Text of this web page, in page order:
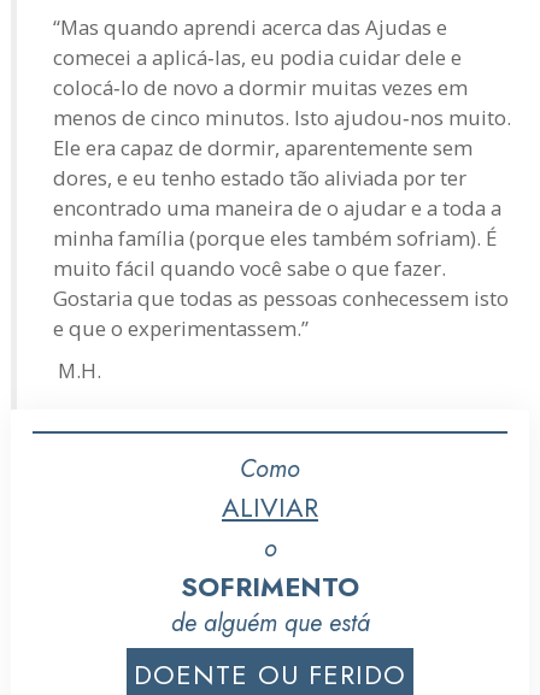
“Mas quando aprendi acerca das Ajudas e
comecei a aplicá‑las, eu podia cuidar dele e
colocá‑lo de novo a dormir muitas vezes em
menos de cinco minutos. Isto ajudou‑nos muito.
Ele era capaz de dormir, aparentemente sem
dores, e eu tenho estado tão aliviada por ter
encontrado uma maneira de o ajudar e a toda a
minha família (porque eles também sofriam). É
muito fácil quando você sabe o que fazer.
Gostaria que todas as pessoas conhecessem isto
e que o experimentassem.”
M.H.
Como
ALIVIAR
o
SOFRIMENTO
de alguém que está
DOENTE OU FERIDO